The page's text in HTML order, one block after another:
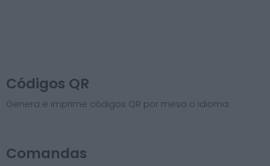
Códigos QR
Genera e imprime códigos QR por mesa o idioma.
Comandas